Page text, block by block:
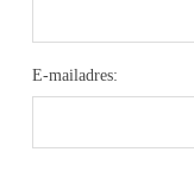
E-mailadres: